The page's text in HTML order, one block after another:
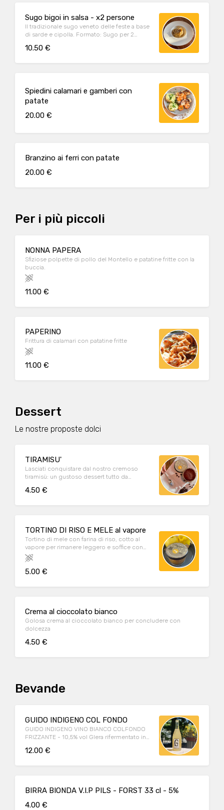
Sugo bigoi in salsa - x2 persone
Il tradizionale sugo veneto delle feste a base
di sarde e cipolla. Formato: Sugo per 2
10.50 €
Spiedini calamari e gamberi con
patate
20.00 €
Branzino ai ferri con patate
20.00 €
Per i più piccoli
NONNA PAPERA
Sfiziose polpette di pollo del Montello e patatine fritte con la
buccia.
11.00 €
PAPERINO
Frittura di calamari con patatine fritte
11.00 €
Dessert
Le nostre proposte dolci
TIRAMISU'
Lasciati conquistare dal nostro cremoso
tiramisù: un gustoso dessert tutto da
4.50 €
TORTINO DI RISO E MELE al vapore
Tortino di mele con farina di riso, cotto al
vapore per rimanere leggero e soffice con
profumi di cannella e scorzetta d'arancia.
Adatto intolleranti al glutine e al lattosio
5.00 €
Crema al cioccolato bianco
Golosa crema al cioccolato bianco per concludere con
dolcezza
4.50 €
Bevande
GUIDO INDIGENO COL FONDO
GUIDO INDIGENO VINO BIANCO COLFONDO
FRIZZANTE - 10,5% vol Glera rifermentato in
di Valdobbiadene
12.00 €
BIRRA BIONDA V.I.P PILS - FORST 33 cl - 5%
4.00 €